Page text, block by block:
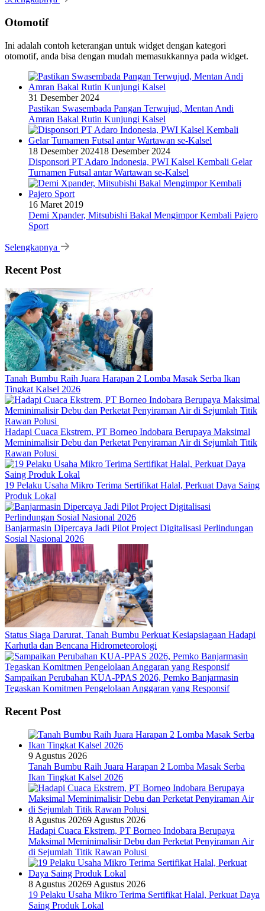
Otomotif
Ini adalah contoh keterangan untuk widget dengan kategori
otomotif, anda bisa dengan mudah memasukkannya pada widget.
31 Desember 2024
Pastikan Swasembada Pangan Terwujud, Mentan Andi
Amran Bakal Rutin Kunjungi Kalsel
18 Desember 202418 Desember 2024
Disponsori PT Adaro Indonesia, PWI Kalsel Kembali Gelar
Turnamen Futsal antar Wartawan se-Kalsel
16 Maret 2019
Demi Xpander, Mitsubishi Bakal Mengimpor Kembali Pajero
Sport
Selengkapnya
Recent Post
Tanah Bumbu Raih Juara Harapan 2 Lomba Masak Serba Ikan
Tingkat Kalsel 2026
Hadapi Cuaca Ekstrem, PT Borneo Indobara Berupaya Maksimal
Meminimalisir Debu dan Perketat Penyiraman Air di Sejumlah Titik
Rawan Polusi
19 Pelaku Usaha Mikro Terima Sertifikat Halal, Perkuat Daya Saing
Produk Lokal
Banjarmasin Dipercaya Jadi Pilot Project Digitalisasi Perlindungan
Sosial Nasional 2026
Status Siaga Darurat, Tanah Bumbu Perkuat Kesiapsiagaan Hadapi
Karhutla dan Bencana Hidrometeorologi
Sampaikan Perubahan KUA-PPAS 2026, Pemko Banjarmasin
Tegaskan Komitmen Pengelolaan Anggaran yang Responsif
Recent Post
9 Agustus 2026
Tanah Bumbu Raih Juara Harapan 2 Lomba Masak Serba
Ikan Tingkat Kalsel 2026
8 Agustus 20269 Agustus 2026
Hadapi Cuaca Ekstrem, PT Borneo Indobara Berupaya
Maksimal Meminimalisir Debu dan Perketat Penyiraman Air
di Sejumlah Titik Rawan Polusi
8 Agustus 20269 Agustus 2026
19 Pelaku Usaha Mikro Terima Sertifikat Halal, Perkuat Daya
Saing Produk Lokal